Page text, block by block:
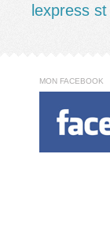
lexpress
MON FACEBOOK